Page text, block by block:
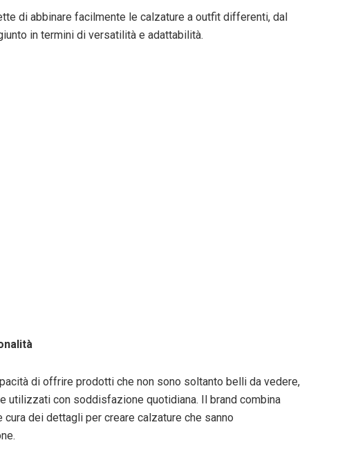
di abbinare facilmente le calzature a outfit differenti, dal
in termini di versatilità e adattabilità.
di offrire prodotti che non sono soltanto belli da vedere,
utilizzati con soddisfazione quotidiana. Il brand combina
dei dettagli per creare calzature che sanno